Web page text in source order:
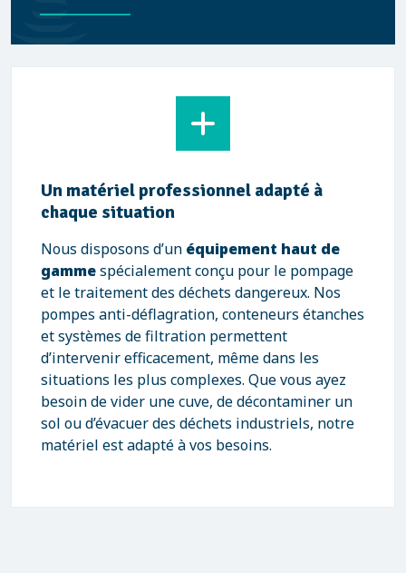
Un matériel professionnel adapté à
chaque situation
Nous disposons d’un équipement haut de
gammespécialement conçu pour le pompage
et le traitement des déchets dangereux. Nos
pompes anti-déflagration, conteneurs étanches
et systèmes de filtration permettent
d’intervenir efficacement, même dans les
situations les plus complexes. Que vous ayez
besoin de vider une cuve, de décontaminer un
sol ou d’évacuer des déchets industriels, notre
matériel est adapté à vos besoins.